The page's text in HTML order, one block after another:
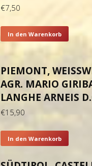
€7,50
In den Warenkorb
PIEMONT,
AGR. MARIO
LANGHE ARNEIS
€15,90
In den Warenkorb